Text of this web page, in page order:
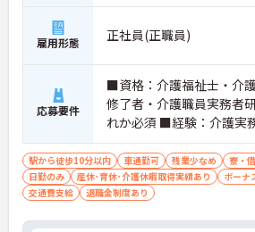
雇用形態 正社員(正職員)
応募要件
■資格：介護福祉士・介
修了者・介護職員実務者
れか必須 ■経験：介護実
自動車運転免許：必須
駅から徒歩10分以内 車通勤可 残業少なめ 寮・
日勤のみ
産休･育休･介護休暇取得実績あり ボーナ
交通費支給
退職金制度あり